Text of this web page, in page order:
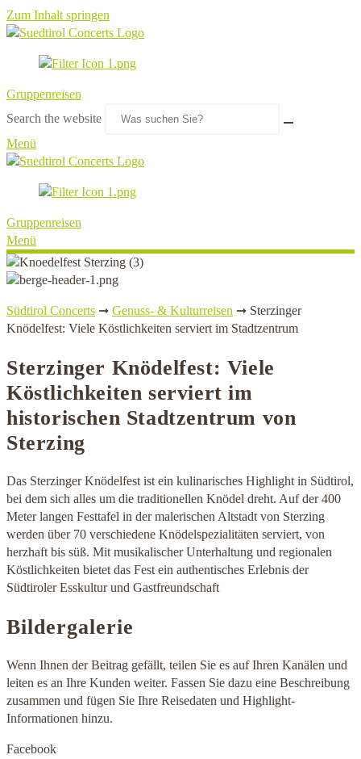
Zum Inhalt springen
Gruppenreisen
Search the website
Menü
Gruppenreisen
Menü
Südtirol Concerts ➞ Genuss- & Kulturreisen ➞ Sterzinger
Knödelfest: Viele Köstlichkeiten serviert im Stadtzentrum
Sterzinger Knödelfest: Viele
Köstlichkeiten serviert im
historischen Stadtzentrum von
Sterzing
Das Sterzinger Knödelfest ist ein kulinarisches Highlight in Südtirol,
bei dem sich alles um die traditionellen Knödel dreht. Auf der 400
Meter langen Festtafel in der malerischen Altstadt von Sterzing
werden über 70 verschiedene Knödelspezialitäten serviert, von
herzhaft bis süß. Mit musikalischer Unterhaltung und regionalen
Köstlichkeiten bietet das Fest ein authentisches Erlebnis der
Südtiroler Esskultur und Gastfreundschaft
Bildergalerie
Wenn Ihnen der Beitrag gefällt, teilen Sie es auf Ihren Kanälen und
leiten es an Ihre Kunden weiter. Fassen Sie dazu eine Beschreibung
zusammen und fügen Sie Ihre Reisedaten und Highlight-
Informationen hinzu.
Facebook